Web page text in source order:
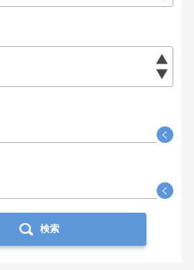
く
く
検索